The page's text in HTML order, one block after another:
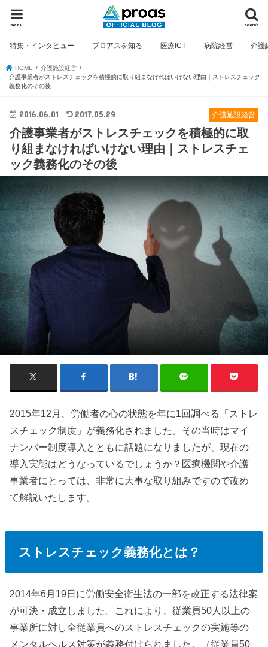
search
menu
特集・インタビュー プロアスを知る 医療ICT 病院経営 介護
HOME
介護施設経営
介護事業者がストレスチェックを積極的に取り組まなければいけない理由｜ストレスチェック
義務化のその後
介護施設経営
2016.06.01 2017.05.29
介護事業者がストレスチェックを積極的に取
り組まなければいけない理由｜ストレスチェ
ック義務化のその後
2015年12月、労働者の心の状態を年に1回調べる「ストレ
スチェック制度」が義務化されました。その当時はマイ
ナンバー制度導入とともに話題になりましたが、現在の
導入実態はどうなっているでしょうか？医療機関や介護
事業者にとっては、非常に大事な取り組みですので改め
て解説いたします。
ストレスチェック義務化とは？
2014年6月19日に労働安全衛生法の一部を改正する法律案
が可決・成立しました。これにより、従業員50人以上の
事業所に対し全従業員へのストレスチェックの実施等の
メンタルヘルス対策が義務付けられました。（従業員50